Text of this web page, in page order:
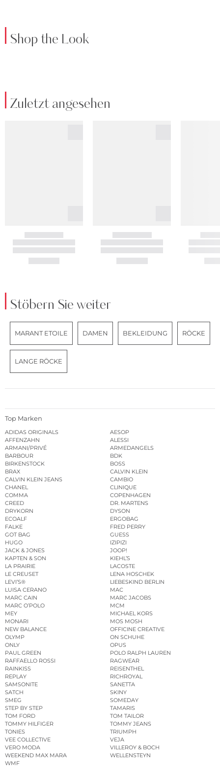
Shop the Look
Zuletzt angesehen
Stöbern Sie weiter
MARANT ETOILE DAMEN BEKLEIDUNG RÖCKE
LANGE RÖCKE
Top Marken
ADIDAS ORIGINALS
AESOP
AFFENZAHN
ALESSI
ARMANI/PRIVÉ
ARMEDANGELS
BARBOUR
BDK
BIRKENSTOCK
BOSS
BRAX
CALVIN KLEIN
CALVIN KLEIN JEANS
CAMBIO
CHANEL
CLINIQUE
COMMA
COPENHAGEN
CREED
DR. MARTENS
DRYKORN
DYSON
ECOALF
ERGOBAG
FALKE
FRED PERRY
GOT BAG
GUESS
HUGO
IZIPIZI
JACK & JONES
JOOP!
KAPTEN & SON
KIEHL’S
LA PRAIRIE
LACOSTE
LE CREUSET
LENA HOSCHEK
LEVI’S®
LIEBESKIND BERLIN
LUISA CERANO
MAC
MARC CAIN
MARC JACOBS
MARC O’POLO
MCM
MEY
MICHAEL KORS
MONARI
MOS MOSH
NEW BALANCE
OFFICINE CREATIVE
OLYMP
ON SCHUHE
ONLY
OPUS
PAUL GREEN
POLO RALPH LAUREN
RAFFAELLO ROSSI
RAGWEAR
RAINKISS
REISENTHEL
REPLAY
RICHROYAL
SAMSONITE
SANETTA
SATCH
SKINY
SMEG
SOMEDAY
STEP BY STEP
TAMARIS
TOM FORD
TOM TAILOR
TOMMY HILFIGER
TOMMY JEANS
TONIES
TRIUMPH
VEE COLLECTIVE
VEJA
VERO MODA
VILLEROY & BOCH
WEEKEND MAX MARA
WELLENSTEYN
WMF